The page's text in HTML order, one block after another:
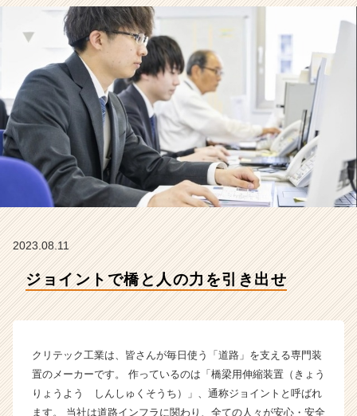
社
ク
リ
テ
ッ
ク
工
業
の
タ
イ
ム
ラ
ベ
ン
成
長
企
業
2023.08.11
ジョイントで橋と人の力を引き出せ
クリテック工業は、皆さんが毎日使う「道路」を支える専門装
置のメーカーです。 作っているのは「橋梁用伸縮装置（きょう
りょうよう しんしゅくそうち）」、通称ジョイントと呼ばれ
ます。 当社は道路インフラに関わり、全ての人々が安心・安全